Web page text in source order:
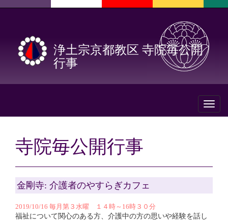
浄土宗京都教区 寺院毎公開
行事
Toggle
寺院毎公開行事
金剛寺: 介護者のやすらぎカフェ
2019/10/16 毎月第３水曜 １４時～16時３０分
福祉について関心のある方、介護中の方の思いや経験を話し